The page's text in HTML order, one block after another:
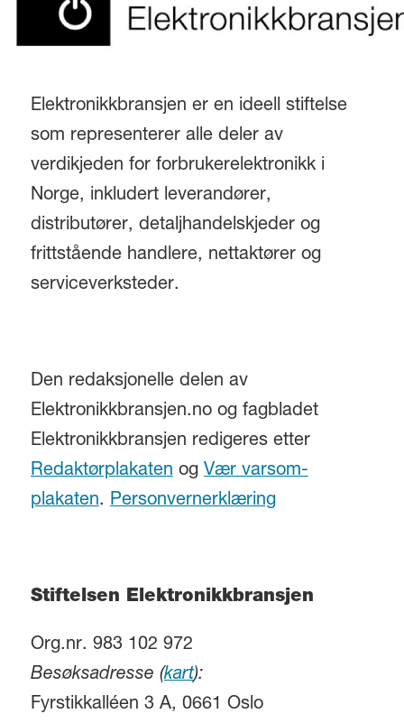
Elektronikkbransjen er en ideell stiftelse
som representerer alle deler av
verdikjeden for forbrukerelektronikk i
Norge, inkludert leverandører,
distributører, detaljhandelskjeder og
frittstående handlere, nettaktører og
serviceverksteder.
Den redaksjonelle delen av
Elektronikkbransjen.no og fagbladet
Elektronikkbransjen redigeres etter
Redaktørplakaten og Vær varsom-
plakaten. Personvernerklæring
Stiftelsen Elektronikkbransjen
Org.nr. 983 102 972
Besøksadresse (kart):
Fyrstikkalléen 3 A, 0661 Oslo